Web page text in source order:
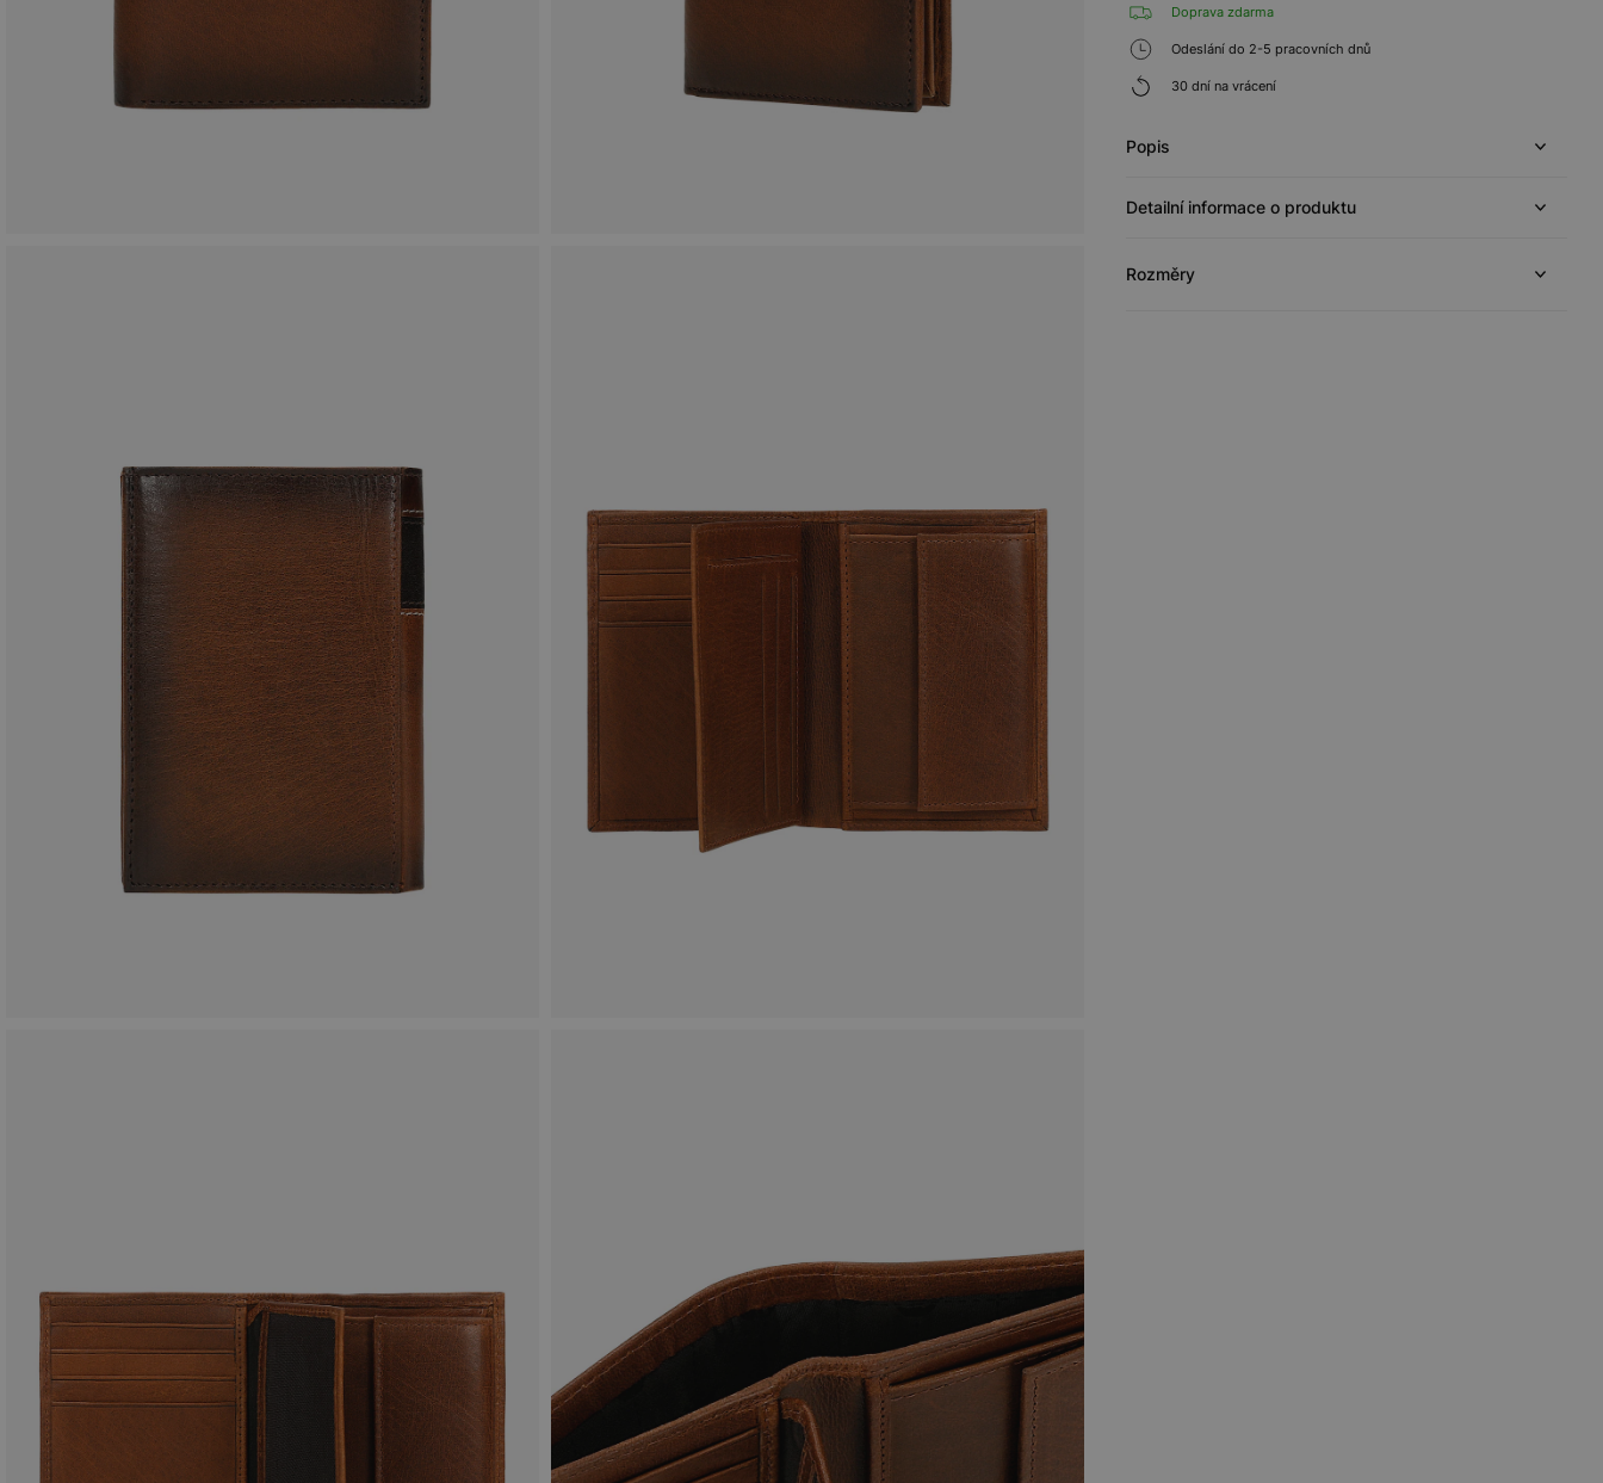
Doprava zdarma
Odeslání do 2-5 pracovních dnů
30 dní na vrácení
Popis
Detailní informace o produktu
Rozměry